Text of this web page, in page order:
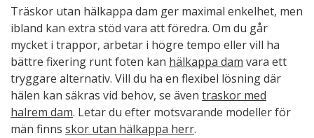
Träskor utan hälkappa dam ger maximal enkelhet, men
ibland kan extra stöd vara att föredra. Om du går
mycket i trappor, arbetar i högre tempo eller vill ha
bättre fixering runt foten kan hälkappa dam vara ett
tryggare alternativ. Vill du ha en flexibel lösning där
hälen kan säkras vid behov, se även traskor med
halrem dam. Letar du efter motsvarande modeller för
män finns skor utan hälkappa herr.